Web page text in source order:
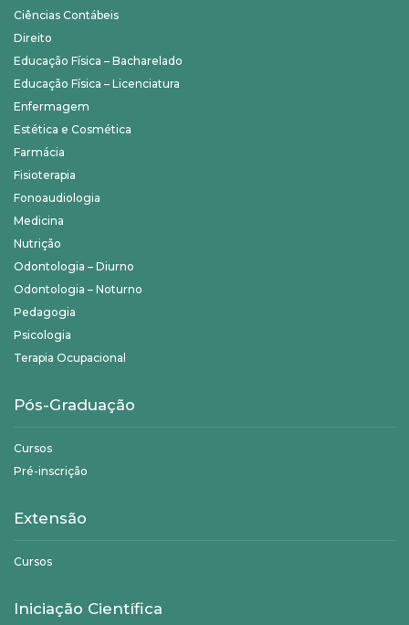
Ciências Contábeis
Direito
Educação Física – Bacharelado
Educação Física – Licenciatura
Enfermagem
Estética e Cosmética
Farmácia
Fisioterapia
Fonoaudiologia
Medicina
Nutrição
Odontologia – Diurno
Odontologia – Noturno
Pedagogia
Psicologia
Terapia Ocupacional
Pós-Graduação
Cursos
Pré-inscrição
Extensão
Cursos
Iniciação Científica